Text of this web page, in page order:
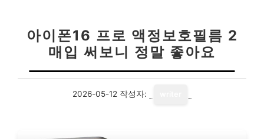
아이폰16 프로 액정보호필름 2
매입 써보니 정말 좋아요
2026-05-12 작성자: